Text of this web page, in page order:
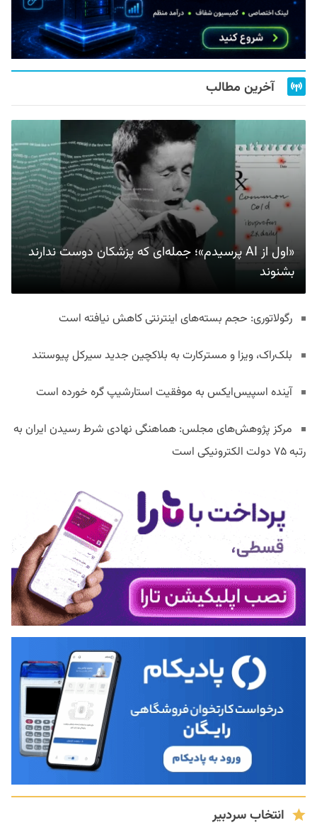
آخرین مطالب
«اول از AI پرسیدم»؛ جمله‌ای که پزشکان دوست ندارند
بشنوند
رگولاتوری: حجم بسته‌های اینترنتی کاهش نیافته است
بلک‌راک، ویزا و مسترکارت به بلاکچین جدید سیرکل پیوستند
آینده اسپیس‌ایکس به موفقیت استارشیپ گره خورده است
مرکز پژوهش‌های مجلس: هماهنگی نهادی شرط رسیدن ایران به
رتبه ۷۵ دولت الکترونیکی است
انتخاب سردبیر